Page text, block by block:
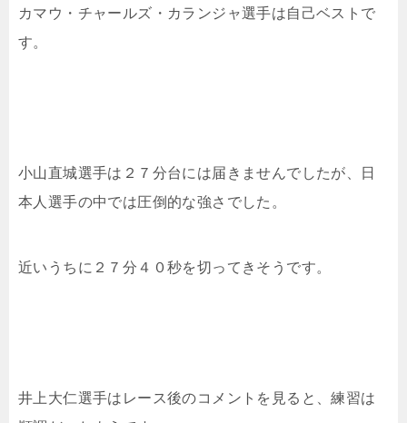
カマウ・チャールズ・カランジャ選手は自己ベストで
す。
小山直城選手は２７分台には届きませんでしたが、日
本人選手の中では圧倒的な強さでした。
近いうちに２７分４０秒を切ってきそうです。
井上大仁選手はレース後のコメントを見ると、練習は